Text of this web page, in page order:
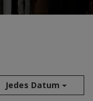
Jedes Datum